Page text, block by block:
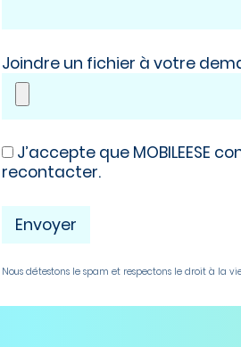
Joindre un fichier à votre
J’accepte que MOBILEESE
recontacter.
Nous détestons le spam et respectons le droit à la